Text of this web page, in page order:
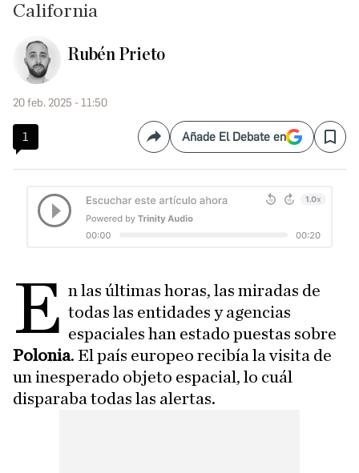
California
Rubén Prieto
20 feb. 2025 - 11:50
1 CompartirAñade El Debate en Save
E n las últimas horas, las miradas de
todas las entidades y agencias
espaciales han estado puestas sobre
Polonia. El país europeo recibía la visita de
un inesperado objeto espacial, lo cuál
disparaba todas las alertas.